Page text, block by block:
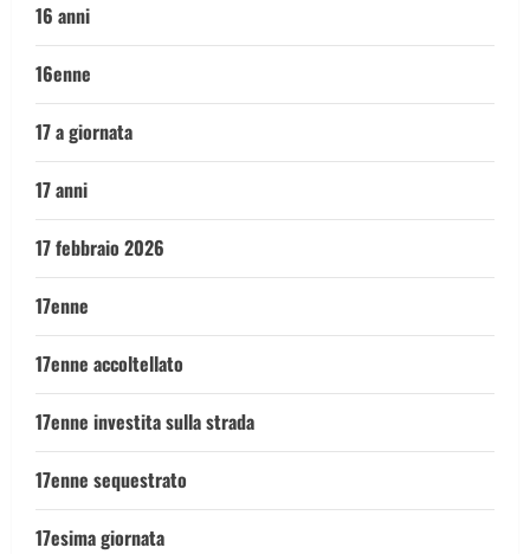
16 anni
16enne
17 a giornata
17 anni
17 febbraio 2026
17enne
17enne accoltellato
17enne investita sulla strada
17enne sequestrato
17esima giornata